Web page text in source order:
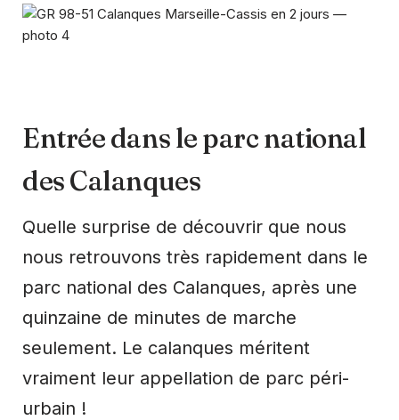
Entrée dans le parc national
des Calanques
Quelle surprise de découvrir que nous
nous retrouvons très rapidement dans le
parc national des Calanques, après une
quinzaine de minutes de marche
seulement. Le calanques méritent
vraiment leur appellation de parc péri-
urbain !